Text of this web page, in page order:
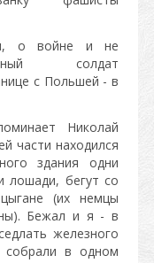
о войне и не
солдат
с Польшей - в
Николай
части находился
здания одни
лошади, бегут со
(их немцы
Бежал и я - в
железного
собрали в одном